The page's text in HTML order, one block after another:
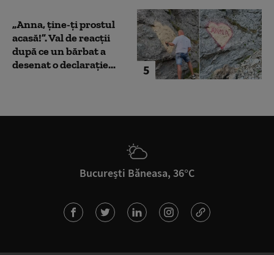
5
„Anna, ţine-ţi prostul
acasă!”. Val de reacții
după ce un bărbat a
desenat o declarație...
București Băneasa, 36°C